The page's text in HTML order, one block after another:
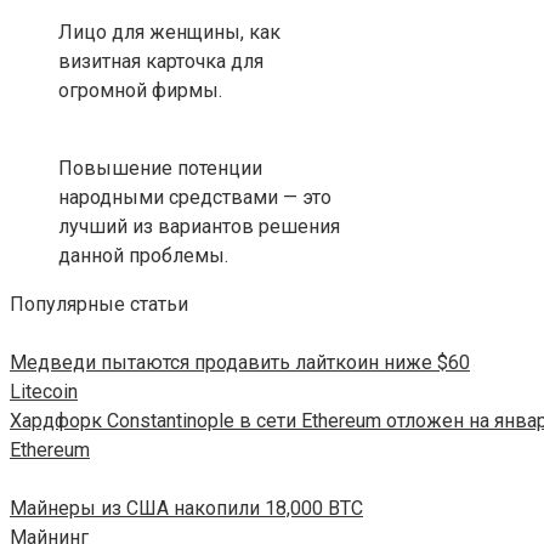
Лицо для женщины, как
визитная карточка для
огромной фирмы.
Повышение потенции
народными средствами — это
лучший из вариантов решения
данной проблемы.
Популярные статьи
Медведи пытаются продавить лайткоин ниже $60
Litecoin
Хардфорк Constantinople в сети Ethereum отложен на
Ethereum
Майнеры из США накопили 18,000 BTC
Майнинг